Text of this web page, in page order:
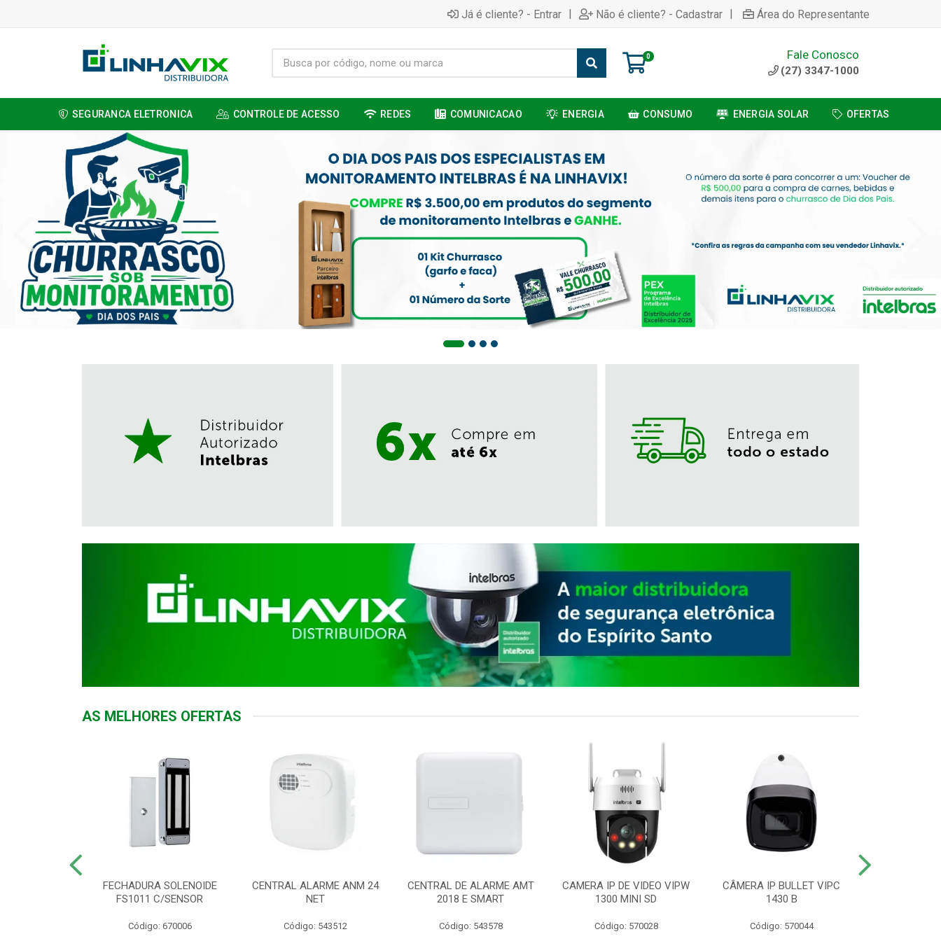
Já é cliente? - Entrar | Não é cliente? - Cadastrar | Área do Representante
0 Fale Conosco
(27) 3347-1000
SEGURANCA ELETRONICA CONTROLE DE ACESSO REDES COMUNICACAO ENERGIA CONSUMO ENERGIA SOLAR OFERTAS
AS MELHORES OFERTAS
FECHADURA SOLENOIDE
FS1011 C/SENSOR
Código: 670006
CENTRAL ALARME ANM 24
NET
Código: 543512
CENTRAL DE ALARME AMT
2018 E SMART
Código: 543578
CAMERA IP DE VIDEO VIPW
1300 MINI SD
Código: 570028
CÂMERA IP BULLET VIPC
1430 B
Código: 570044